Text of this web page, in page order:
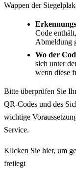
Wappen der
Code
Abmeldung
Wo der
sich unter
wenn diese
Bitte überprüfen Sie
QR-Codes und des
wichtige
Service.
Klicken Sie hier, um
freilegt